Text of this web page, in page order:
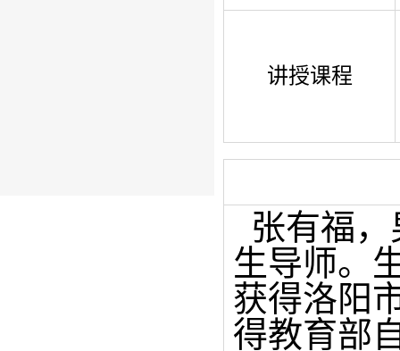
讲授课程
张有福
生导师。
获得洛阳
得教育部